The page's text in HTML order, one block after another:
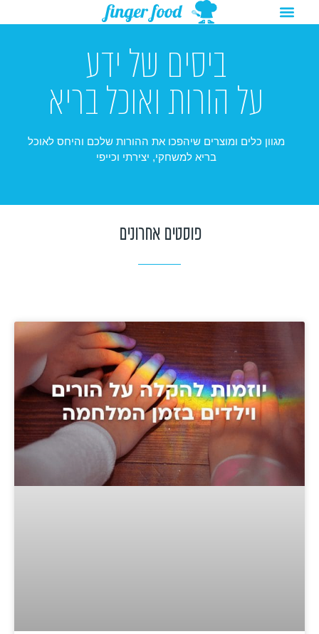
לתוכן
תפריט
ביסים של ידע
על הורות ואוכל בריא
מגוון כלים ומוצרים שיהפכו את ההורות שלכם והיחס לאוכל
בריא למשחקי, יצירתי וכייפי
פוסטים אחרונים